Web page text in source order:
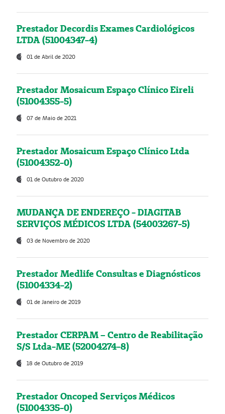
Prestador Decordis Exames Cardiológicos
LTDA (51004347-4)
01 de Abril de 2020
Prestador Mosaicum Espaço Clínico Eireli
(51004355-5)
07 de Maio de 2021
Prestador Mosaicum Espaço Clínico Ltda
(51004352-0)
01 de Outubro de 2020
MUDANÇA DE ENDEREÇO - DIAGITAB
SERVIÇOS MÉDICOS LTDA (54003267-5)
03 de Novembro de 2020
Prestador Medlife Consultas e Diagnósticos
(51004334-2)
01 de Janeiro de 2019
Prestador CERPAM – Centro de Reabilitação
S/S Ltda-ME (52004274-8)
18 de Outubro de 2019
Prestador Oncoped Serviços Médicos
(51004335-0)